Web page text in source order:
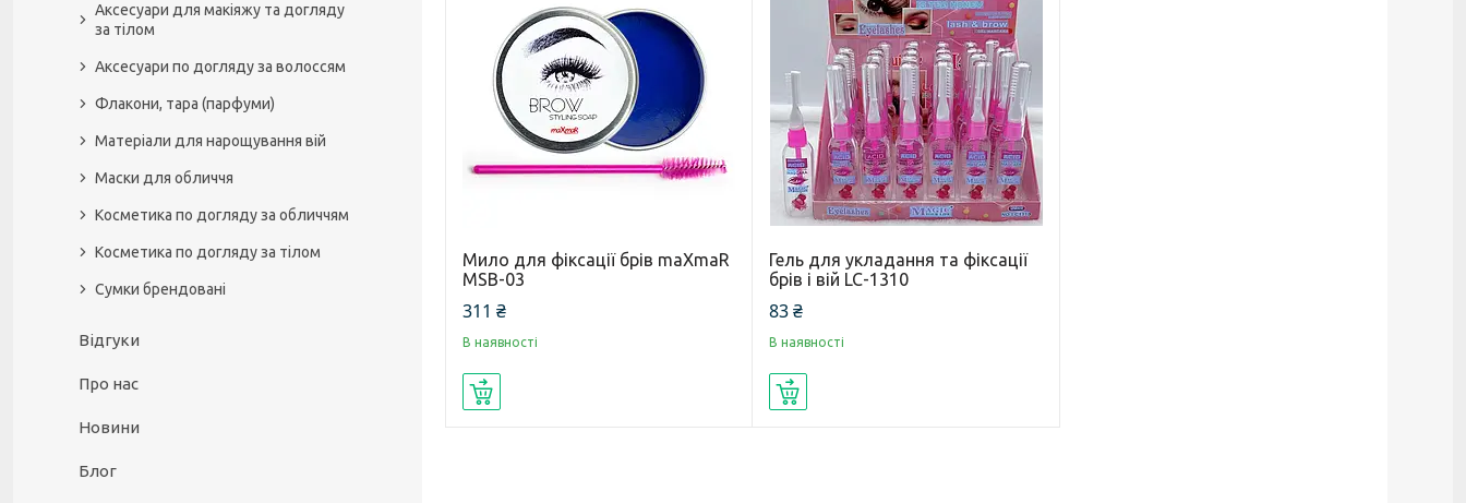
Мило для фіксації брів maXmaR
MSB-03
311 ₴
В наявності
Гель для укладання та фіксації
брів і вій LC-1310
83 ₴
В наявності
Аксесуари для макіяжу та догляду
за тілом
Аксесуари по догляду за волоссям
Флакони, тара (парфуми)
Матеріали для нарощування вій
Маски для обличчя
Косметика по догляду за обличчям
Косметика по догляду за тілом
Сумки брендовані
Відгуки
Про нас
Новини
Блог